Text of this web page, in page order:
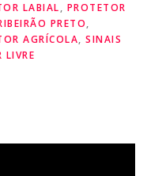
LABIAL, PROTETOR
PRETO,
AGRÍCOLA, SINAIS
LIVRE